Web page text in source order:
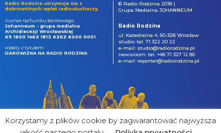
Radio Rodzina utrzymuje się z
dobrowolnych wpłat radiosłuchaczy.
numer rachunku bankowego:
Johanneum - grupa medialna
Archidiecezji Wrocławskiej
69 1600 1462 1813 6262 6000 0001
wpłaty z tytułem:
DAROWIZNA NA RADIO RODZINA
© Radio Rodzina 2018 |
Grupa Medialna JOHANNEUM
Radio Rodzina
ul. Katedralna 4, 50-328 Wrocław
studio: tel. 71 322 20 22
e-mail: studio@radiorodzina.pl
newsroom: tel. +48 71 327 12 85
e-mail: reporter@radiorodzina.pl
Korzystamy z plików cookie by zagwarantować najwyższa